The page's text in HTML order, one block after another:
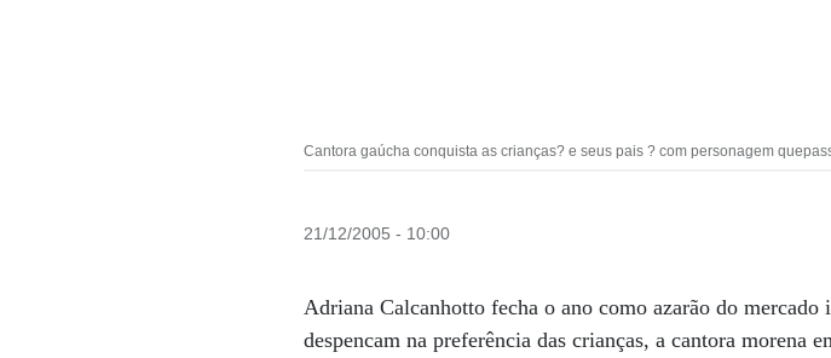
Cantora gaúcha conquista as crianças? e seus pais ? com personagem
21/12/2005 - 10:00
Adriana Calcanhotto fecha o ano como azarão do
despencam na preferência das crianças, a cantora morena